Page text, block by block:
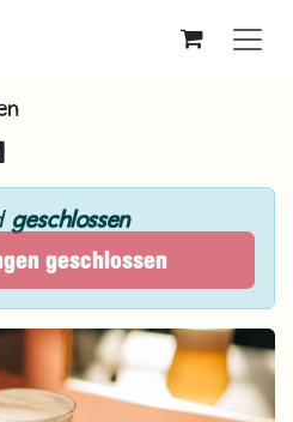
geschlossen
geschlossen